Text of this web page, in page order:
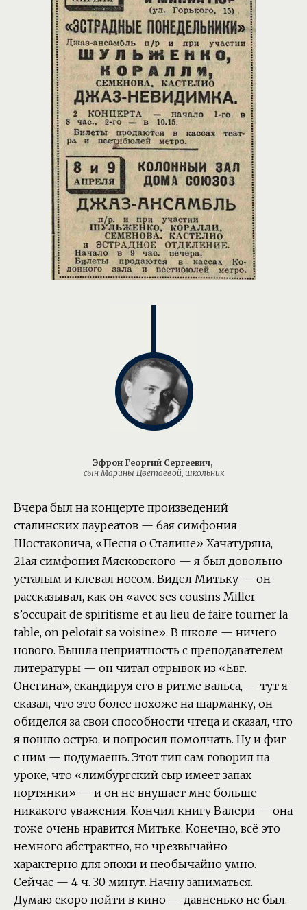
Эфрон Георгий Сергеевич,
сын Марины Цветаевой, школьник
Вчера был на концерте произведений
сталинских лауреатов — 6ая симфония
Шостаковича, «Песня о Сталине» Хачатуряна,
21ая симфония Мясковского — я был довольно
усталым и клевал носом. Видел Митьку — он
рассказывал, как он «avec ses cousins Miller
s’occupait de spiritisme et au lieu de faire tourner la
table, on pelotait sa voisine». В школе — ничего
нового. Вышла неприятность с преподавателем
литературы — он читал отрывок из «Евг.
Онегина», скандируя его в ритме вальса, — тут я
сказал, что это более похоже на шарманку, он
обиделся за свои способности чтеца и сказал, что
я пошло острю, и попросил помолчать. Ну и фиг
с ним — подумаешь. Этот тип сам говорил на
уроке, что «лимбургский сыр имеет запах
портянки» — и он не внушает мне больше
никакого уважения. Кончил книгу Валери — она
тоже очень нравится Митьке. Конечно, всё это
немного абстрактно, но чрезвычайно
характерно для эпохи и необычайно умно.
Сейчас — 4 ч. 30 минут. Начну заниматься.
Думаю скоро пойти в кино — давненько не был.